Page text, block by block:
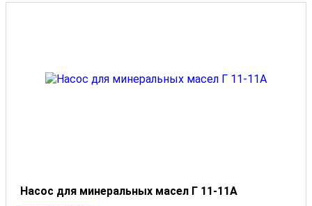
Насос для минеральных масел Г 11-11А